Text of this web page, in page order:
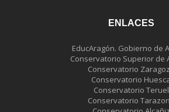
ENLACES
EducAragón. Gobierno de
Conservatorio Superior de
Conservatorio
Conservatorio
Conservatorio Teruel
Conservatorio